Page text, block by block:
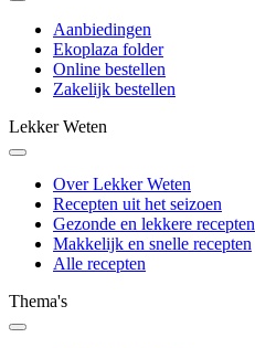
Aanbiedingen
Ekoplaza folder
Online bestellen
Zakelijk bestellen
Lekker Weten
Over Lekker Weten
Recepten uit het seizoen
Gezonde en lekkere recepten
Makkelijk en snelle recepten
Alle recepten
Thema's